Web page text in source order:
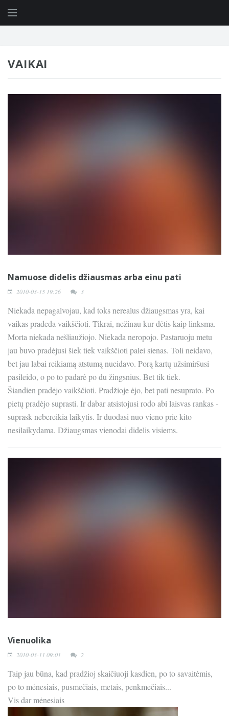
VAIKAI
Namuose didelis džiausmas arba einu pati
2010-03-15 19:26 3
Niekada nepagalvojau, kad toks nerealus džiaugsmas yra, kai
vaikas pradeda vaikščioti. Tikrai, nežinau kur dėtis kaip linksma.
Morta niekada nešliaužiojo. Niekada neropojo. Pastaruoju metu
jau buvo pradėjusi šiek tiek vaikščioti palei sienas. Toli neidavo,
bet jau labai reikiamą atstumą nueidavo. Porą kartų užsimiršusi
pasileido, o po to padarė po du žingsnius. Bet tik tiek.
Šiandien pradėjo vaikščioti. Pradžioje ėjo, bet pati nesuprato. Po
pietų pradėjo suprasti. Ir dabar atsistojusi rodo abi laisvas rankas -
suprask nebereikia laikytis. Ir duodasi nuo vieno prie kito
nesilaikydama. Džiaugsmas vienodai didelis visiems.
Vienuolika
2010-03-11 09:01 2
Taip jau būna, kad pradžioj skaičiuoji kasdien, po to savaitėmis,
po to mėnesiais, pusmečiais, metais, penkmečiais...
Vis dar mėnesiais